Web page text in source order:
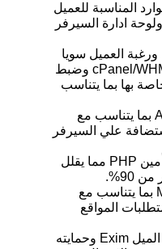
المناسبة للعميل
ادارة السيرفر
ورغبة العميل سويا
تنصيب لوحة التحكم cPanel/WHM وضبط
بها بما يتناسب
ضبط إعدادات Apache بما يتناسب مع
علي السيرفر
ضبط إعداد وحماية وتأمين PHP مما يقلل
90%.
ضبط إعدادات MySQL بما يتناسب مع
المواقع
ضبط إعدادات سيرفر الميل Exim وحمايته